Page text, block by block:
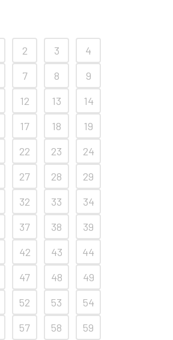
2 3
4
7 8
9
12 13
14
17 18
19
22 23
24
27 28
29
32 33
34
37 38
39
42 43
44
47 48
49
52 53
54
57 58
59